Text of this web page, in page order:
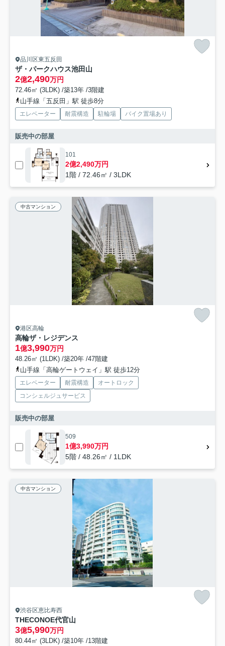
品川区東五反田
ザ・パークハウス池田山
2億2,490万円
72.46㎡ (3LDK) /築13年 /3階建
山手線「五反田」駅 徒歩8分
エレベーター 耐震構造 駐輪場 バイク置場あり
販売中の部屋
101
2億2,490万円
1階 / 72.46㎡ / 3LDK
中古マンション
港区高輪
高輪ザ・レジデンス
1億3,990万円
48.26㎡ (1LDK) /築20年 /47階建
山手線「高輪ゲートウェイ」駅 徒歩12分
エレベーター 耐震構造
オートロック
コンシェルジュサービス
販売中の部屋
509
1億3,990万円
5階 / 48.26㎡ / 1LDK
中古マンション
渋谷区恵比寿西
THECONOE代官山
3億5,990万円
80.44㎡ (3LDK) /築10年 /13階建